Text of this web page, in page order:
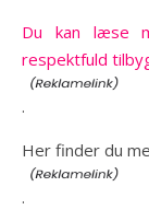
Du kan læse
respektfuld
.
Her finder du
.